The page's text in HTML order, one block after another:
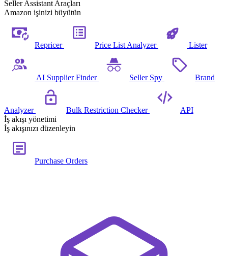
Seller Assistant Araçları
Amazon işinizi büyütün
Repricer Price List Analyzer Lister
AI Supplier Finder Seller Spy Brand
Analyzer Bulk Restriction Checker
API
İş akışı yönetimi
İş akışınızı düzenleyin
Purchase Orders